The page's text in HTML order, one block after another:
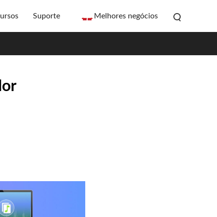
Suporte Melhores negócios